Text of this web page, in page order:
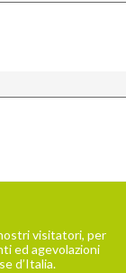
visitatori, per
ed agevolazioni
d’Italia.